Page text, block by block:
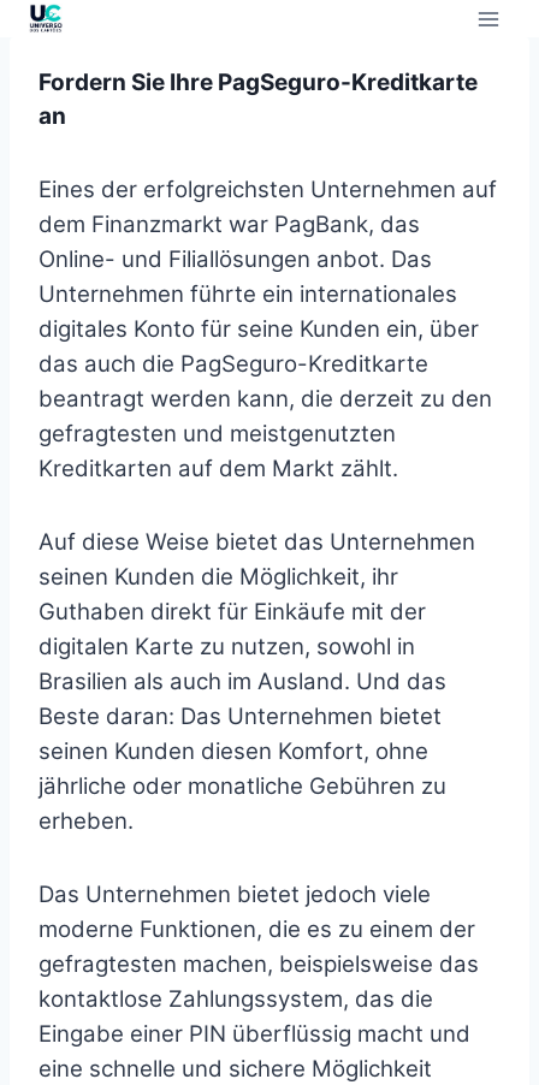
Fordern Sie Ihre PagSeguro-Kreditkarte
an
Eines der erfolgreichsten Unternehmen auf
dem Finanzmarkt war PagBank, das
Online- und Filiallösungen anbot. Das
Unternehmen führte ein internationales
digitales Konto für seine Kunden ein, über
das auch die PagSeguro-Kreditkarte
beantragt werden kann, die derzeit zu den
gefragtesten und meistgenutzten
Kreditkarten auf dem Markt zählt.
Auf diese Weise bietet das Unternehmen
seinen Kunden die Möglichkeit, ihr
Guthaben direkt für Einkäufe mit der
digitalen Karte zu nutzen, sowohl in
Brasilien als auch im Ausland. Und das
Beste daran: Das Unternehmen bietet
seinen Kunden diesen Komfort, ohne
jährliche oder monatliche Gebühren zu
erheben.
Das Unternehmen bietet jedoch viele
moderne Funktionen, die es zu einem der
gefragtesten machen, beispielsweise das
kontaktlose Zahlungssystem, das die
Eingabe einer PIN überflüssig macht und
eine schnelle und sichere Möglichkeit